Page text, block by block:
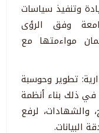
وتنفيذ سياسات
وفق الرؤى
مواءمتها مع
تطوير وحوسبة
في ذلك بناء أنظمة
والشهادات، لرفع
البيانات.